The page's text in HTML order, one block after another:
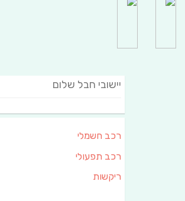
יישובי חבל שלום
רכב חשמלי
רכב תפעולי
ריקשות